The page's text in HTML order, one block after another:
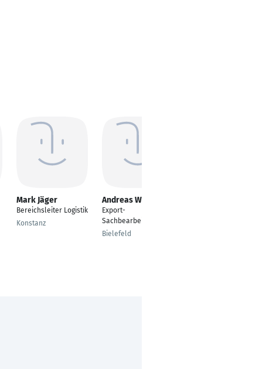
Mark Jäger
Bereichsleiter Logistik
Konstanz
Andreas Wilhelms
Export-
Sachbearbeiter
Bielefeld